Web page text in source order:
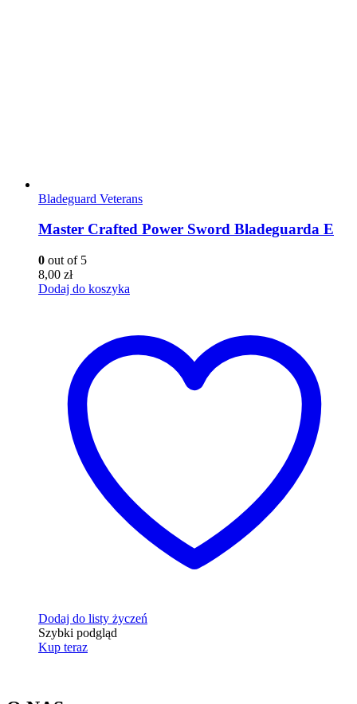
Bladeguard Veterans
Master Crafted Power Sword Bladeguarda E
0 out of 5
8,00 zł
Dodaj do koszyka
Dodaj do listy życzeń
Szybki podgląd
Kup teraz